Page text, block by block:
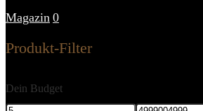
Magazin 0
Produkt-Filter
Dein Budget